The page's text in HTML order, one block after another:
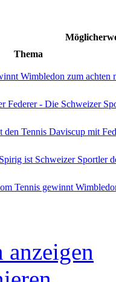
Thema
Wimbledon zum achten
Federer - Die Schweizer
Tennis Daviscup mit
ist Schweizer Sportler
Tennis gewinnt